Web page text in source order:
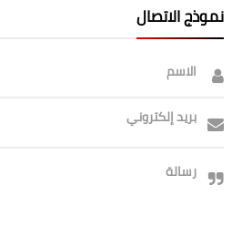
نموذج الاتصال
الاسم
بريد إلكتروني
رسالة